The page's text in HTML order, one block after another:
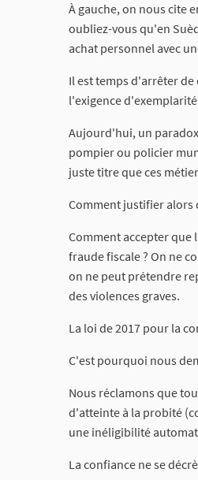
​À gauche, on nous cite
oubliez-vous qu'en
achat personnel avec
​Il est temps d'arrêter
l'exigence
​Aujourd'hui, un
pompier ou policier
juste titre que ces
​Comment justifier alors
Comment accepter
fraude fiscale ? On ne
on ne peut prétendre
des violences graves.
​La loi de 2017 pour la
​C'est pourquoi nous
​Nous réclamons que
d'atteinte à la probité
une inéligibilité
​La confiance ne se